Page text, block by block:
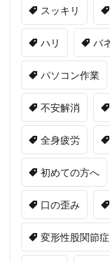
スッキリ
ハリ バ
パソコン作業
不安解消
全身疲労
初めての方へ
口の歪み
変形性股関節症